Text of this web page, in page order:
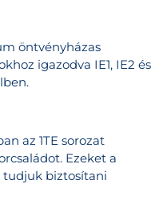
öntvényházas
igazodva IE1, IE2 és
az 1TE sorozat
Ezeket a
tudjuk biztosítani